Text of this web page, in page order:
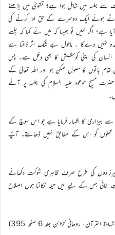
جلسہ میں شامل ہوا ہے؟ تقویٰ میں بڑھنے
ہوئے ایک دوسرے کے حق ادا کرنے کی
اگر نہیں تو جیسا کہ میں نے کہا کہ جلسے
نہیں دےگا ۔ ماحول بے شک اثر ڈالتا ہے
انسان کی اپنی کوشش کا بھی دخل ہے۔ پس
باتوں کا حصول ممکن ہو اور اللہ تعالیٰ کے
مسیح موعود علیہ السلام کی جلسہ پر آنے
سے بیزاری کا اظہار فرمایا ہے جو اس سوچ کے
عملوں کو اس کے مطابق نہیں ڈھالتے۔ آپؑ
کی طرح صرف ظاہری شوکت دکھانے
غائی جس کے لیے میں حیلہ نکالتا ہوں اصلاحِ
القرآن، روحانی خزائن جلد 6 صفحہ 395)